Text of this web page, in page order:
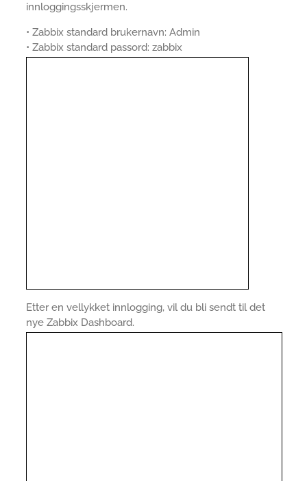
innloggingsskjermen.
• Zabbix standard brukernavn: Admin
• Zabbix standard passord: zabbix
Etter en vellykket innlogging, vil du bli sendt til det
nye Zabbix Dashboard.